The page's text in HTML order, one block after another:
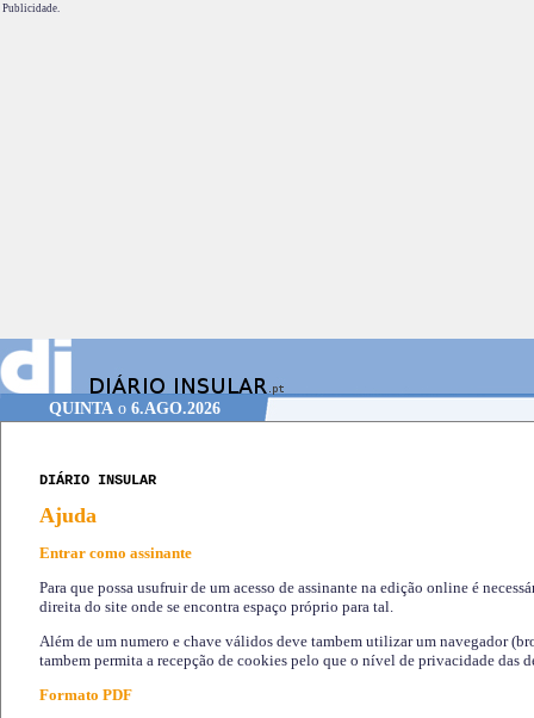
Publicidade.
QUINTAo 6.AGO.2026
DIÁRIO INSULAR
Ajuda
Entrar como assinante
Para que possa usufruir de um acesso de assinante na edição online é
direita do site onde se encontra espaço próprio para tal.
Além de um numero e chave válidos deve tambem utilizar um navegador
tambem permita a recepção de cookies pelo que o nível de privacidade das
Formato PDF